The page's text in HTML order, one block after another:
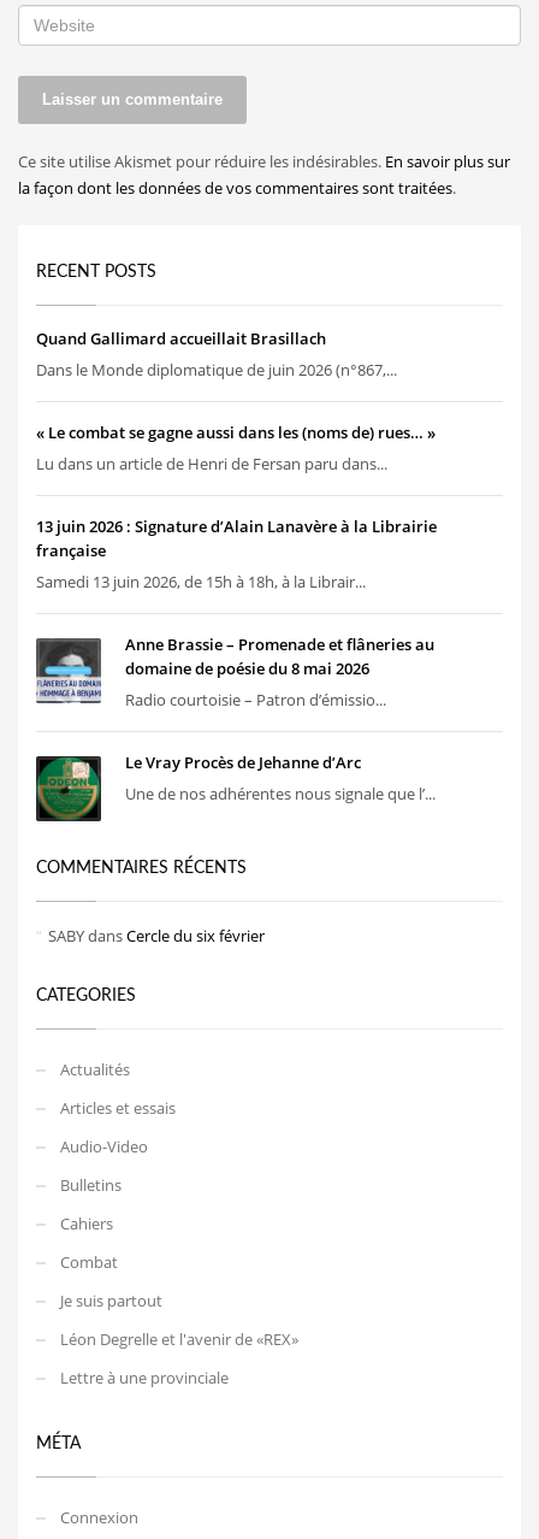
Ce site utilise Akismet pour réduire les indésirables. En savoir plus sur
la façon dont les données de vos commentaires sont traitées.
RECENT POSTS
Quand Gallimard accueillait Brasillach
Dans le Monde diplomatique de juin 2026 (n°867,...
« Le combat se gagne aussi dans les (noms de) rues… »
Lu dans un article de Henri de Fersan paru dans...
13 juin 2026 : Signature d’Alain Lanavère à la Librairie
française
Samedi 13 juin 2026, de 15h à 18h, à la Librair...
Anne Brassie – Promenade et flâneries au
domaine de poésie du 8 mai 2026
Radio courtoisie – Patron d’émissio...
Le Vray Procès de Jehanne d’Arc
Une de nos adhérentes nous signale que l’...
COMMENTAIRES RÉCENTS
SABYdansCercle du six février
CATEGORIES
Actualités
Articles et essais
Audio-Video
Bulletins
Cahiers
Combat
Je suis partout
Léon Degrelle et l'avenir de «REX»
Lettre à une provinciale
MÉTA
Connexion